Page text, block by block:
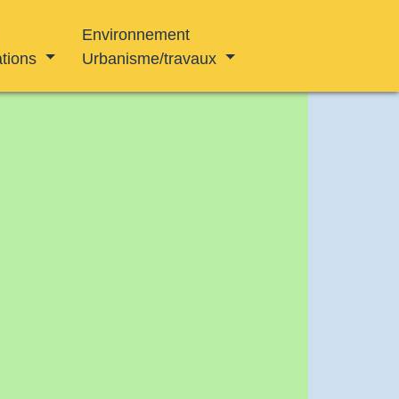
Environnement
Urbanisme/travaux